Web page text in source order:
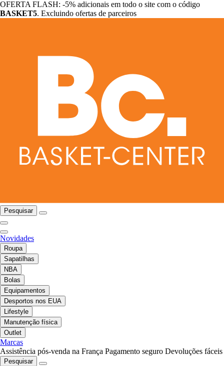
OFERTA FLASH: -5% adicionais em todo o site com o código
BASKET5. Excluindo ofertas de parceiros
Pesquisar
Novidades
Roupa
Sapatilhas
NBA
Bolas
Equipamentos
Desportos nos EUA
Lifestyle
Manutenção física
Outlet
Marcas
Assistência pós-venda na França Pagamento seguro Devoluções fáceis
Pesquisar